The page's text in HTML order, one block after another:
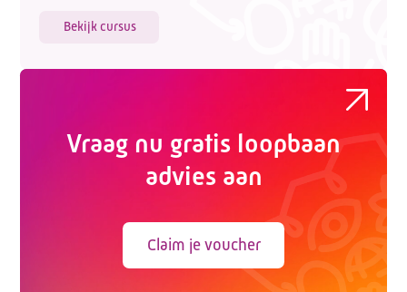
Bekijk cursus
Vraag nu gratis loopbaan
advies aan
Claim je voucher